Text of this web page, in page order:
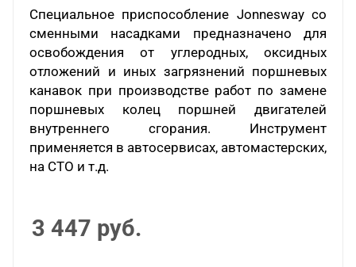
Специальное приспособление Jonnesway со
сменными насадками предназначено для
освобождения от углеродных, оксидных
отложений и иных загрязнений поршневых
канавок при производстве работ по замене
поршневых колец поршней двигателей
внутреннего сгорания. Инструмент
применяется в автосервисах, автомастерских,
на СТО и т.д.
3 447 руб.